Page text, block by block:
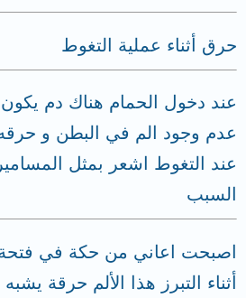
حرق أثناء عملية التغوط
عند دخول الحمام هناك دم
عدم وجود الم في البطن و
عند التغوط اشعر بمثل
السبب
اصبحت اعاني من حكة في
أثناء التبرز هذا الألم حرقة